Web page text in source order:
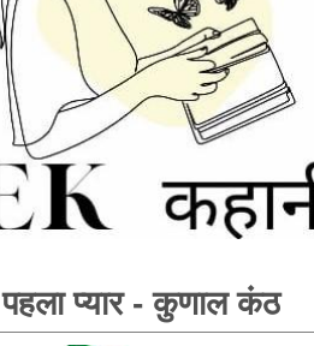
पहला प्यार - कुणाल कंठ